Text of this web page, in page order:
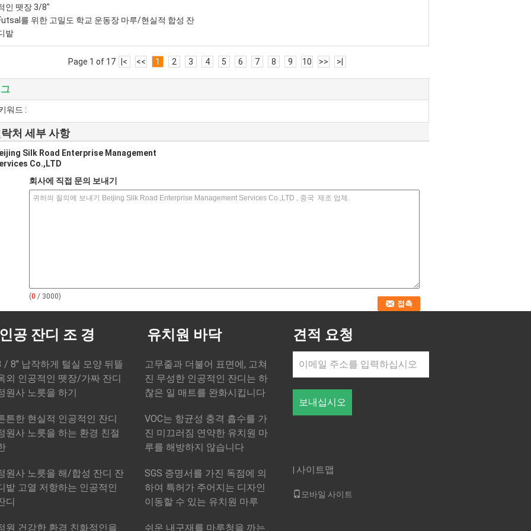
인 뗏장 3/8"
를 위한 고밀도 학교 운동장 마루/현실적 합성 잔
밭
Page 1 of 17 |< << 1 2 3 4 5 6 7 8 9 10 >> >|
워드 :
처 세부 사항
Silk Road Enterprise Management
Co.,LTD
회사에 직접 문의 보내기
(0 / 3000)
인공 잔디 조 경
/ 8" 납작하게 털실 모양 뒤뜰
외 인공적인 뗏장/가짜 잔디
원사 노릇을 하기
튼한 현실적 인공적인 잔디
원사 노릇을 하는 환경 친절
원사 노릇을 해/합성 잔디 잔
밭 고열 저항하는 인공적인
디
원 건강한 환경 친화적인을
유치원 바닥
고무줄과 더불어 표면에, 고쳐
진 무성한 인공적인 잔디는 하
찮은 일 매트를 완화시킵니다
VOC는 항균성 충격 흡수를 가
진 미끄러짐 연약한 유치원 마
루를 해방하지 않습니다
SGS 증명서를 가진 독점에 의
하여 특허가 주어지는 디자인
이동할 수 있는 유치원 마루
쉬운 내구재를 마루청을 까는
견적 요청
보내십시오
사이트맵
모바일 사이트